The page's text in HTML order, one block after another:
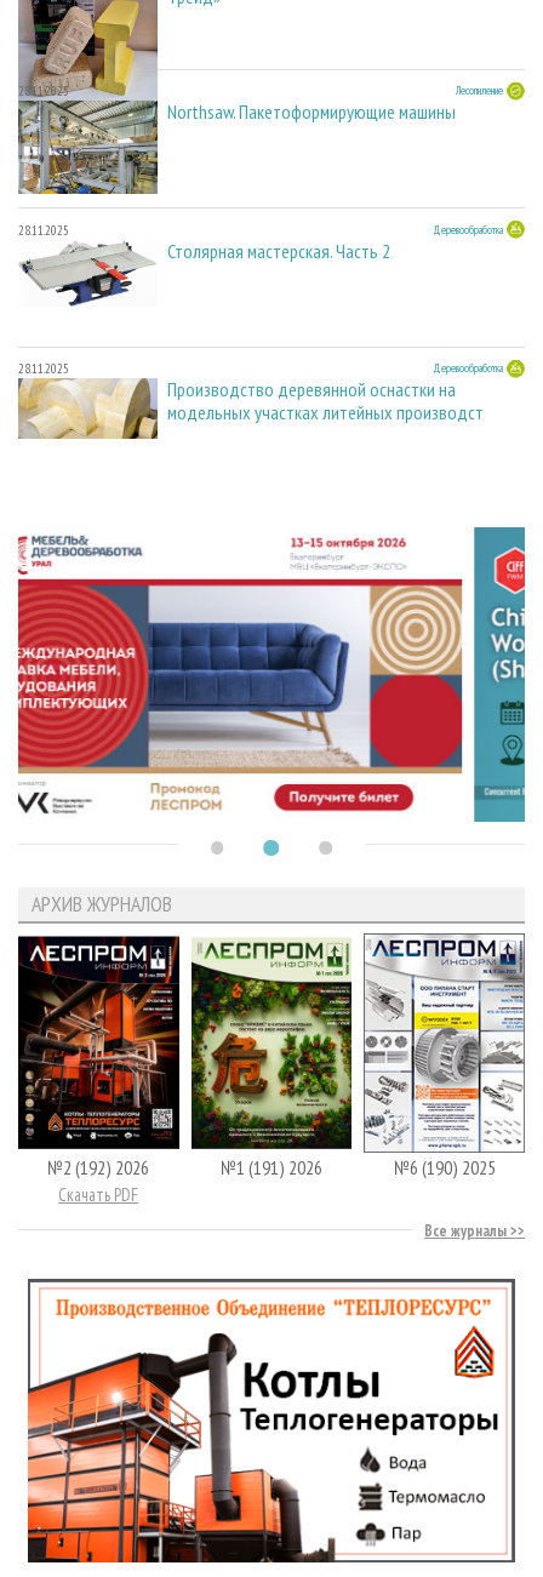
28.11.2025 Лесопиление
Northsaw. Пакетоформирующие машины
28.11.2025 Деревообработка
Столярная мастерская. Часть 2
28.11.2025 Деревообработка
Производство деревянной оснастки на
модельных участках литейных производст
АРХИВ ЖУРНАЛОВ
№2 (192) 2026
Скачать PDF
№1 (191) 2026 №6 (190) 2025
Все журналы